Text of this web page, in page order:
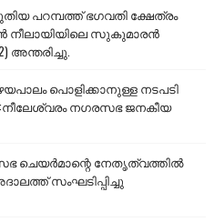
പറമ്പത്ത് ഭഗവതി ക്ഷേത്രം
നീലായിയിലെ സുകുമാരൻ
അന്തരിച്ചു.
പൊളിക്കാനുള്ള നടപടി
നഗരസഭ ജനകീയ
ചെയർമാന്റെ നേതൃത്വത്തിൽ
സംഘടിപ്പിച്ചു